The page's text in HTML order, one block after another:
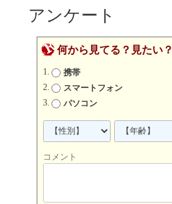
アンケート
何から見てる？見たい？
携帯
スマートフォン
パソコン
コメント